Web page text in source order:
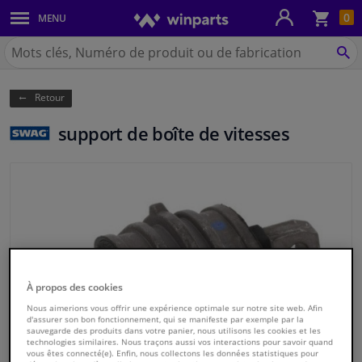
0
MENU
Carrosserie & tôles
Feux & ampoules
Freinage
Système d'échappement
Refroidissement & chauffage
Filtres & liquides
Bagages & transport
Chercher
Winparts.be
Retour
support de boîte de vitesses
À propos des cookies
Nous aimerions vous offrir une expérience optimale sur notre site web. Afin
d'assurer son bon fonctionnement, qui se manifeste par exemple par la
sauvegarde des produits dans votre panier, nous utilisons les cookies et les
technologies similaires. Nous traçons aussi vos interactions pour savoir quand
vous êtes connecté(e). Enfin, nous collectons les données statistiques pour